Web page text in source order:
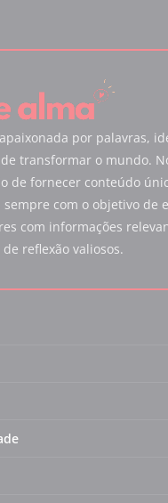
por palavras,
transformar o mundo.
de fornecer conteúdo
com o objetivo de
com informações
reflexão valiosos.